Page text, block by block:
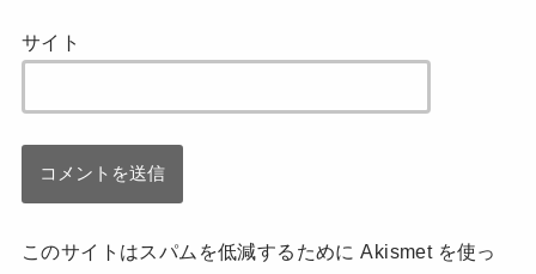
サイト
このサイトはスパムを低減するために Akismet を使っ